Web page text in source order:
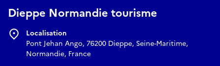
Dieppe Normandie tourisme
Localisation
Pont Jehan Ango, 76200 Dieppe, Seine-Maritime,
Normandie, France